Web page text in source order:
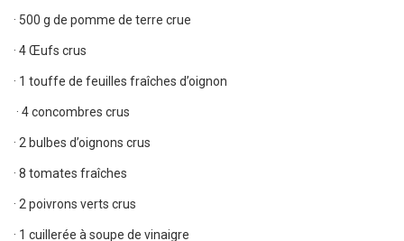
· 500 g de pomme de terre crue
· 4 Œufs crus
· 1 touffe de feuilles fraîches d’oignon
· 4 concombres crus
· 2 bulbes d’oignons crus
· 8 tomates fraîches
· 2 poivrons verts crus
· 1 cuillerée à soupe de vinaigre